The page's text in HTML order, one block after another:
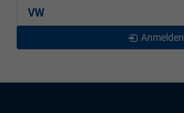
VW
Anmelden